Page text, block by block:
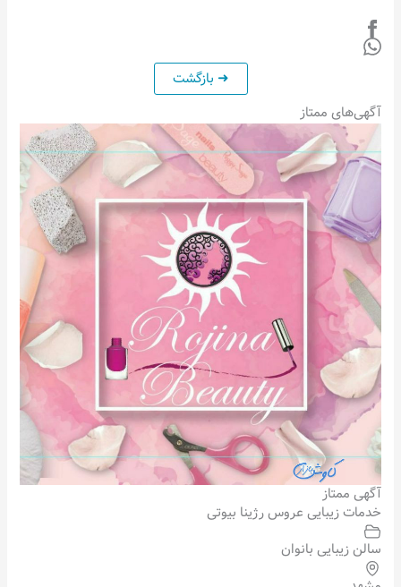
آگهی‌های ممتاز
آگهی ممتاز
خدمات زیبایی عروس رژینا بیوتی
سالن زیبایی بانوان